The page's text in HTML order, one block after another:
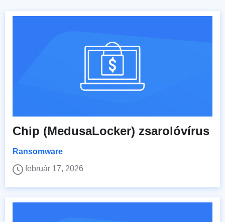
Chip (MedusaLocker) zsarolóvírus
Ransomware
február 17, 2026